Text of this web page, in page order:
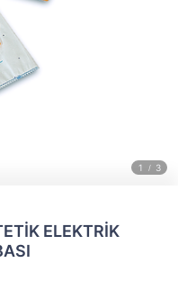
ELEKTRİK